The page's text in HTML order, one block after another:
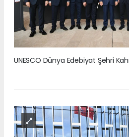
UNESCO Dünya Edebiyat Şehri